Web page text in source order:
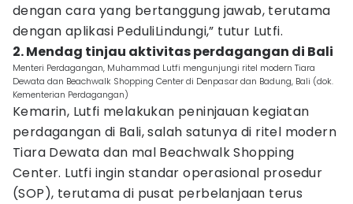
dengan cara yang bertanggung jawab, terutama
dengan aplikasi PeduliLindungi,” tutur Lutfi.
2. Mendag tinjau aktivitas perdagangan di Bali
Menteri Perdagangan, Muhammad Lutfi mengunjungi ritel modern Tiara
Dewata dan Beachwalk Shopping Center di Denpasar dan Badung, Bali (dok.
Kementerian Perdagangan)
Kemarin, Lutfi melakukan peninjauan kegiatan
perdagangan di Bali, salah satunya di ritel modern
Tiara Dewata dan mal Beachwalk Shopping
Center. Lutfi ingin standar operasional prosedur
(SOP), terutama di pusat perbelanjaan terus